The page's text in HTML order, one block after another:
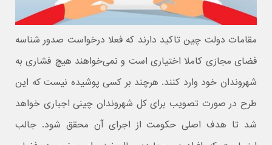
مقامات دولت چین تاکید دارند که فعلا درخواست صدور شناسه
فضای مجازی کاملا اختیاری است و نمی‌خواهند هیچ فشاری به
شهروندان خود وارد کنند. هرچند بر کسی پوشیده نیست که این
طرح در صورت تصویب برای کل شهروندان چینی اجباری خواهد
شد تا هدف اصلی حکومت از اجرای آن محقق شود. جالب